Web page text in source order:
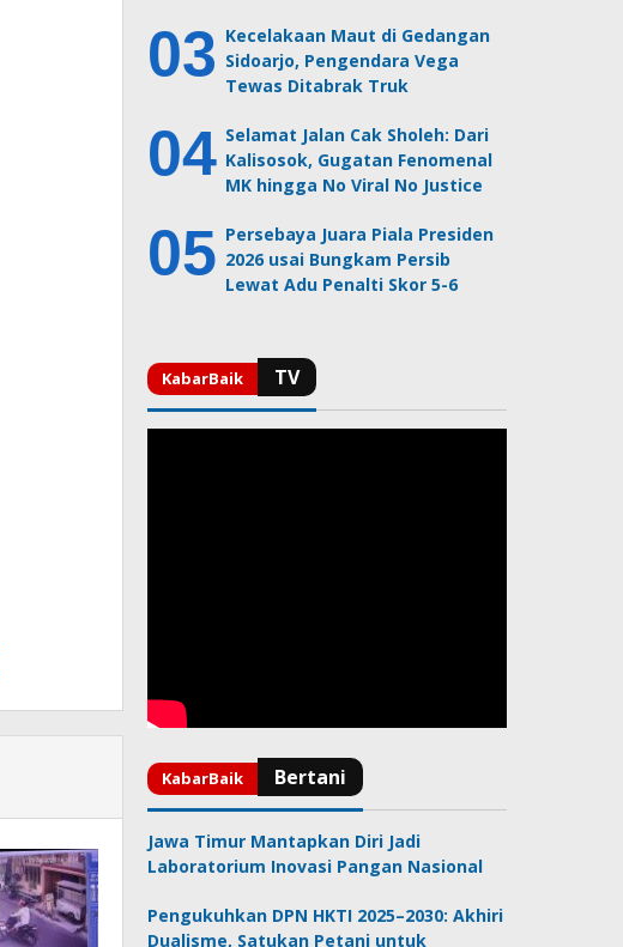
Kecelakaan Maut di Gedangan
Sidoarjo, Pengendara Vega
Tewas Ditabrak Truk
Selamat Jalan Cak Sholeh: Dari
Kalisosok, Gugatan Fenomenal
MK hingga No Viral No Justice
Persebaya Juara Piala Presiden
2026 usai Bungkam Persib
Lewat Adu Penalti Skor 5-6
Jawa Timur Mantapkan Diri Jadi
Laboratorium Inovasi Pangan Nasional
Pengukuhkan DPN HKTI 2025–2030: Akhiri
Dualisme, Satukan Petani untuk